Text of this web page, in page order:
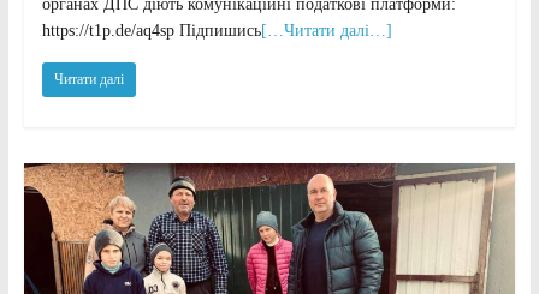
органах ДПС діють комунікаційні податкові платформи:
https://t1p.de/aq4sp Підпишись[…Читати далі…]
Читати далі